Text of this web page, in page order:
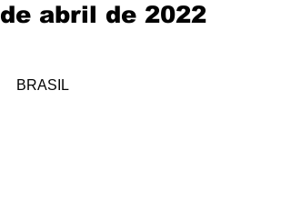
de abril de 2022
BRASIL